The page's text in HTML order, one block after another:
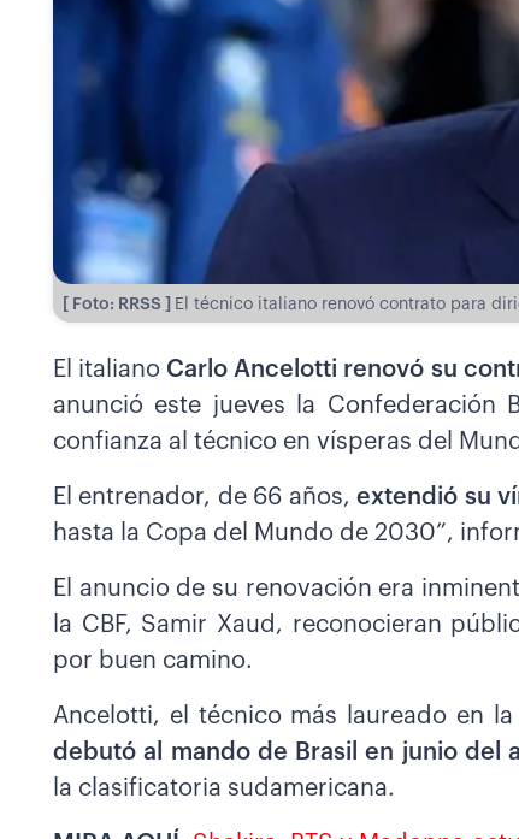
[ Foto: RRSS ] El técnico italiano renovó contrato para
El italiano Carlo Ancelotti renovó su
anunció este jueves la Confederación
confianza al técnico en vísperas del
El entrenador, de 66 años,extendió su
hasta la Copa del Mundo de 2030”,
El anuncio de su renovación era
la CBF, Samir Xaud, reconocieran
por buen camino.
Ancelotti, el técnico más laureado en
debutó al mando de Brasil en junio del
la clasificatoria sudamericana.